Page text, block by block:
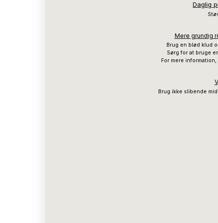
Daglig
Mere grundig
Brug en blød klud
Sørg for at bruge
For mere
Brug ikke slibende